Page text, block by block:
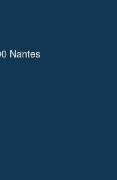
Nantes